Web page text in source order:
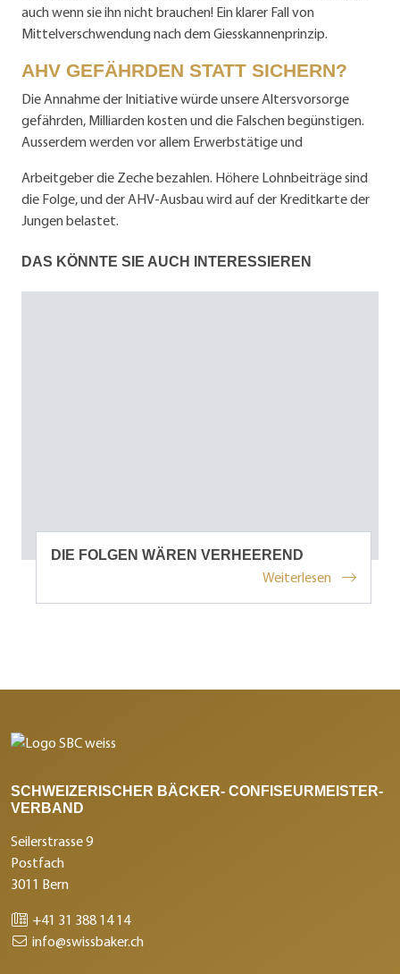
auch wenn sie ihn nicht brauchen! Ein klarer Fall von
Mittelverschwendung nach dem Giesskannenprinzip.
AHV GEFÄHRDEN STATT SICHERN?
Die Annahme der Initiative würde unsere Altersvorsorge
gefährden, Milliarden kosten und die Falschen begünstigen.
Ausserdem werden vor allem Erwerbstätige und
Arbeitgeber die Zeche bezahlen. Höhere Lohnbeiträge sind
die Folge, und der AHV-Ausbau wird auf der Kreditkarte der
Jungen belastet.
DAS KÖNNTE SIE AUCH INTERESSIEREN
DIE FOLGEN WÄREN VERHEEREND
Weiterlesen
SCHWEIZERISCHER BÄCKER- CONFISEURMEISTER-
VERBAND
Seilerstrasse 9
Postfach
3011 Bern
+41 31 388 14 14
info@swissbaker.ch